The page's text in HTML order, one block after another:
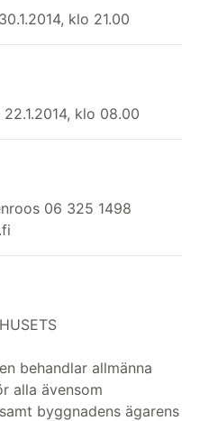
klo 21.00
klo 08.00
06 325 1498
behandlar allmänna
alla ävensom
byggnadens ägarens